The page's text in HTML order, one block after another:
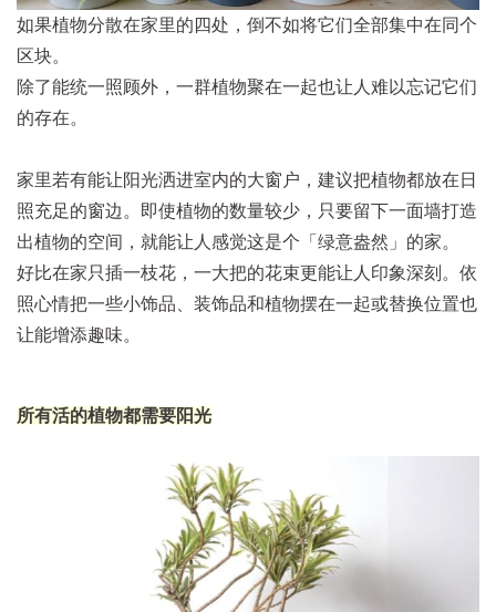
如果植物分散在家里的四处，倒不如将它们全部集中在同个
区块。
除了能统一照顾外，一群植物聚在一起也让人难以忘记它们
的存在。
家里若有能让阳光洒进室内的大窗户，建议把植物都放在日
照充足的窗边。即使植物的数量较少，只要留下一面墙打造
出植物的空间，就能让人感觉这是个「绿意盎然」的家。
好比在家只插一枝花，一大把的花束更能让人印象深刻。依
照心情把一些小饰品、装饰品和植物摆在一起或替换位置也
让能增添趣味。
所有活的植物都需要阳光